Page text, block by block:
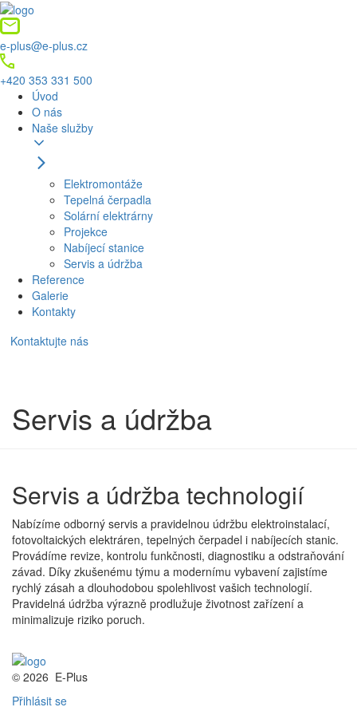
e-plus@e-plus.cz
+420 353 331 500
Úvod
O nás
Naše služby
Elektromontáže
Tepelná čerpadla
Solární elektrárny
Projekce
Nabíjecí stanice
Servis a údržba
Reference
Galerie
Kontakty
Kontaktujte nás
Servis a údržba
Servis a údržba technologií
Nabízíme odborný servis a pravidelnou údržbu elektroinstalací,
fotovoltaických elektráren, tepelných čerpadel i nabíjecích stanic.
Provádíme revize, kontrolu funkčnosti, diagnostiku a odstraňování
závad. Díky zkušenému týmu a modernímu vybavení zajistíme
rychlý zásah a dlouhodobou spolehlivost vašich technologií.
Pravidelná údržba výrazně prodlužuje životnost zařízení a
minimalizuje riziko poruch.
© 2026 E-Plus
Přihlásit se